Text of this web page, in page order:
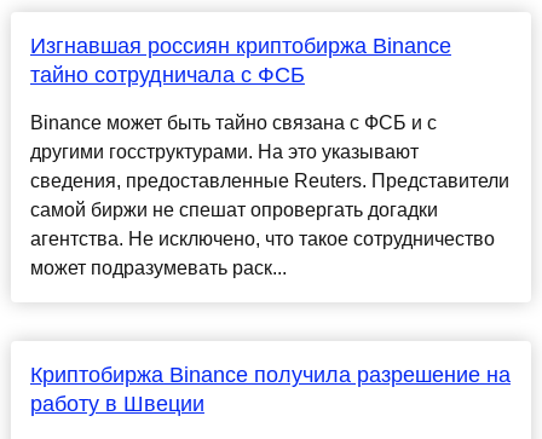
Изгнавшая россиян криптобиржа Binance
тайно сотрудничала с ФСБ
Binance может быть тайно связана с ФСБ и с
другими госструктурами. На это указывают
сведения, предоставленные Reuters. Представители
самой биржи не спешат опровергать догадки
агентства. Не исключено, что такое сотрудничество
может подразумевать раск...
Криптобиржа Binance получила разрешение на
работу в Швеции